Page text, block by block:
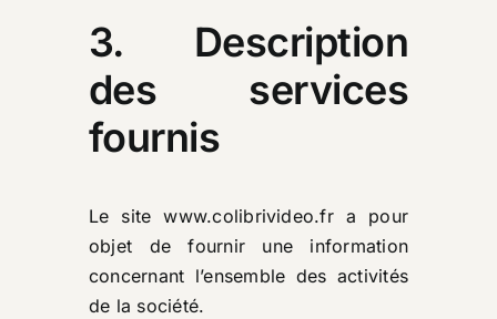
3. Description
des services
fournis
Le sitewww.colibrivideo.fra pour
objet de fournir une information
concernant l’ensemble des activités
de la société.